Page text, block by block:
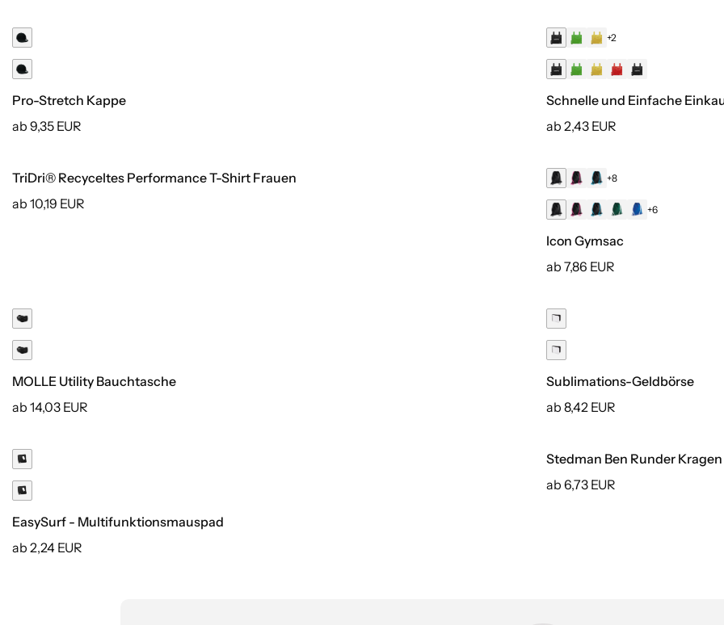
Pro-Stretch Kappe
ab 9,35 EUR
Druck inklusive
+2
Schnelle und Einfache
ab 2,43 EUR
Recycelt
TriDri® Recyceltes Performance T-Shirt Frauen
ab 10,19 EUR
+8
+6
Icon Gymsac
ab 7,86 EUR
MOLLE Utility Bauchtasche
ab 14,03 EUR
Sublimations-Geldbörse
ab 8,42 EUR
EasySurf - Multifunktionsmauspad
ab 2,24 EUR
Stedman Ben Runder
ab 6,73 EUR